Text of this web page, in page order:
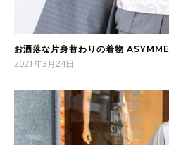
お洒落な片身替わりの着物
2021年3月24日